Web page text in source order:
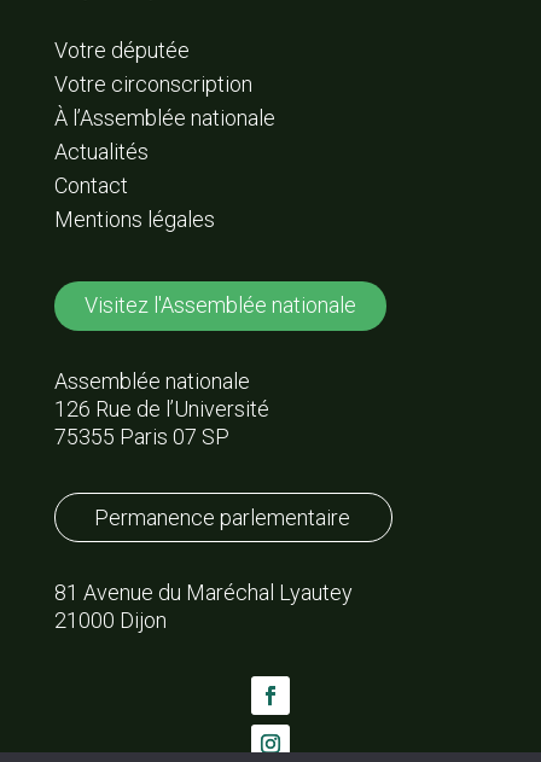
Votre députée
Votre circonscription
À l’Assemblée nationale
Actualités
Contact
Mentions légales
Visitez l'Assemblée nationale
Assemblée nationale
126 Rue de l’Université
75355 Paris 07 SP
Permanence parlementaire
81 Avenue du Maréchal Lyautey
21000 Dijon